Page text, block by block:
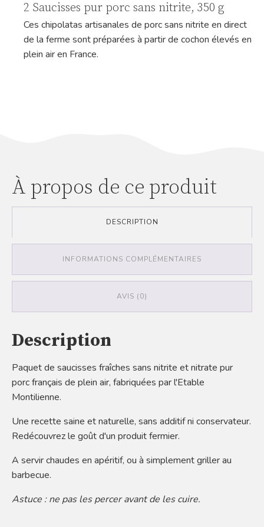
2 Saucisses pur porc sans nitrite, 350 g
Ces chipolatas artisanales de porc sans nitrite en direct
de la ferme sont préparées à partir de cochon élevés en
plein air en France.
À propos de ce produit
DESCRIPTION
INFORMATIONS COMPLÉMENTAIRES
AVIS (0)
Description
Paquet de saucisses fraîches sans nitrite et nitrate pur
porc français de plein air, fabriquées par l'Etable
Montilienne.
Une recette saine et naturelle, sans additif ni conservateur.
Redécouvrez le goût d'un produit fermier.
A servir chaudes en apéritif, ou à simplement griller au
barbecue.
Astuce : ne pas les percer avant de les cuire.